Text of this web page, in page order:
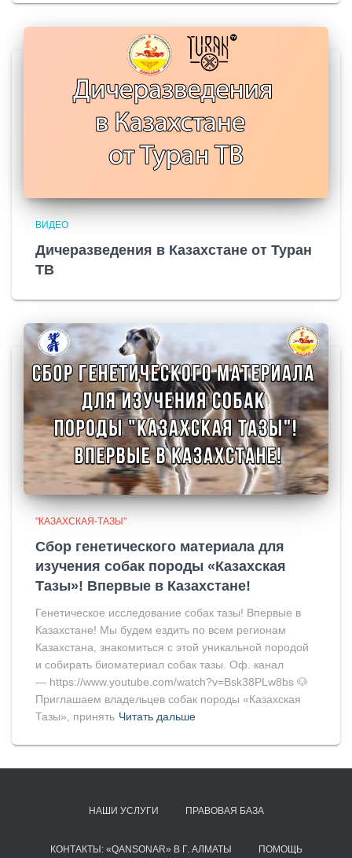
ВИДЕО
Дичеразведения в Казахстане от Туран
ТВ
"КАЗАХСКАЯ-ТАЗЫ"
Сбор генетического материала для
изучения собак породы «Казахская
Тазы»! Впервые в Казахстане!
Генетическое исследование собак тазы! Впервые в
Казахстане! Мы будем ездить по всем регионам
Казахстана, знакомиться с этой уникальной породой
и собирать биоматериал собак тазы. Оф. канал
— https://www.youtube.com/watch?v=Bsk38PLw8bs 🐶
Приглашаем владельцев собак породы «Казахская
Тазы», принять Читать дальше
НАШИ УСЛУГИ ПРАВОВАЯ БАЗА
КОНТАКТЫ: «QANSONAR» В Г. АЛМАТЫ ПОМОЩЬ